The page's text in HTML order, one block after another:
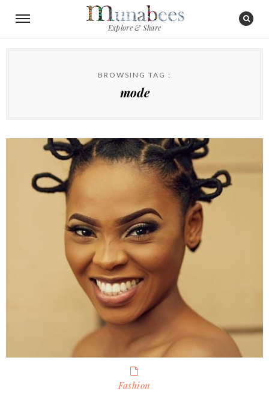
Explore & Share
BROWSING TAG :
mode
Fashion